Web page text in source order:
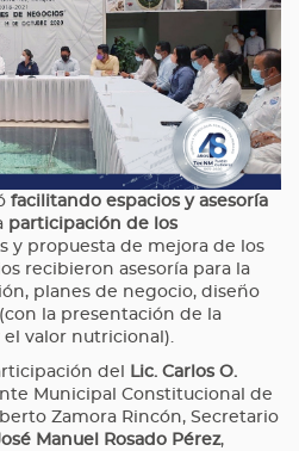
facilitando espacios y asesoría
participación de los
y propuesta de mejora de los
recibieron asesoría para la
planes de negocio, diseño
la presentación de la
valor nutricional).
del
Lic. Carlos O.
Municipal Constitucional de
Zamora Rincón, Secretario
Manuel Rosado Pérez,